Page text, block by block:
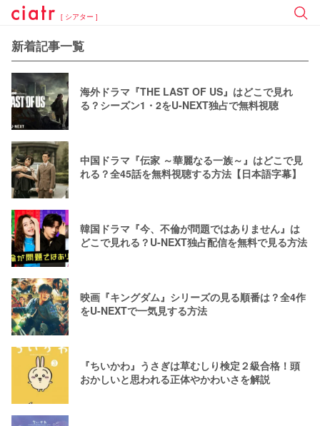
[ シアター ]
新着記事一覧
海外ドラマ『THE LAST OF US』はどこで見れ
る？シーズン1・2をU-NEXT独占で無料視聴
中国ドラマ『伝家 ～華麗なる一族～』はどこで見
れる？全45話を無料視聴する方法【日本語字幕】
韓国ドラマ『今、不倫が問題ではありません』は
どこで見れる？U-NEXT独占配信を無料で見る方法
映画『キングダム』シリーズの見る順番は？全4作
をU-NEXTで一気見する方法
『ちいかわ』うさぎは草むしり検定２級合格！頭
おかしいと思われる正体やかわいさを解説